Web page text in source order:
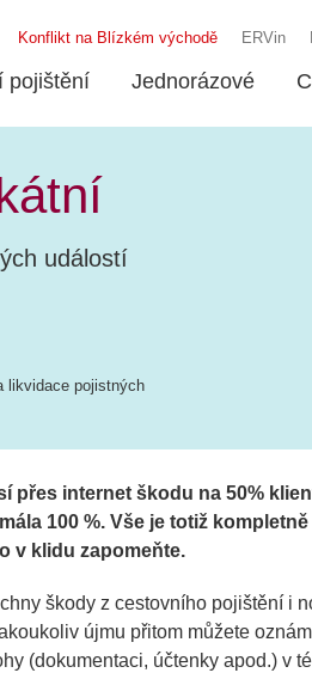
Konflikt na Blízkém východě ERVin
pojištění Jednorázové
událostí
likvidace pojistných
přes internet škodu na 50%
100 %. Vše je totiž
v klidu zapomeňte.
škody z cestovního pojištění i
újmu přitom můžete
(dokumentaci, účtenky apod.) v